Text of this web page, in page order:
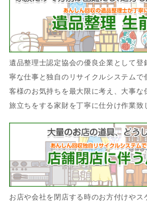
遺品整理士認定協会の優良企業として登
寧な仕事と独自のリサイクルシステムで
客様のお気持ちを最大限に考え、大事な
旅立ちをする家財を丁寧に仕分け作業致
お店や会社を閉店する時のお方付けやス